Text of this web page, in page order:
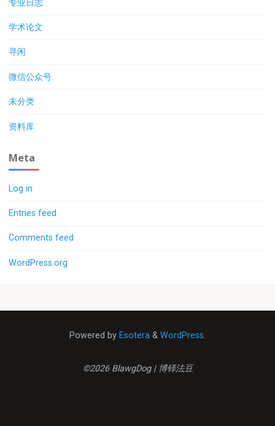
专业日志
学术论文
寻闲
微信公众号
未分类
资料库
Meta
Log in
Entries feed
Comments feed
WordPress.org
Powered by Esotera & WordPress.
©2026 BlawgDog | 博铎法豆